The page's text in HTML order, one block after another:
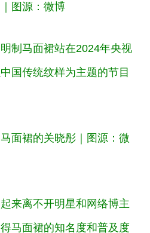
图源：微博
制马面裙站在2024年央视
国传统纹样为主题的节目
面裙的关晓彤｜图源：微
来离不开明星和网络博主
马面裙的知名度和普及度